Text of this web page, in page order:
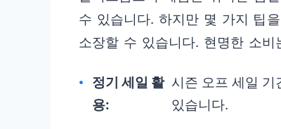
수 있습니다. 하지만 몇 가지 팁
소장할 수 있습니다. 현명한 소비
정기 세일 활
용:
시즌 오프 세일
있습니다.